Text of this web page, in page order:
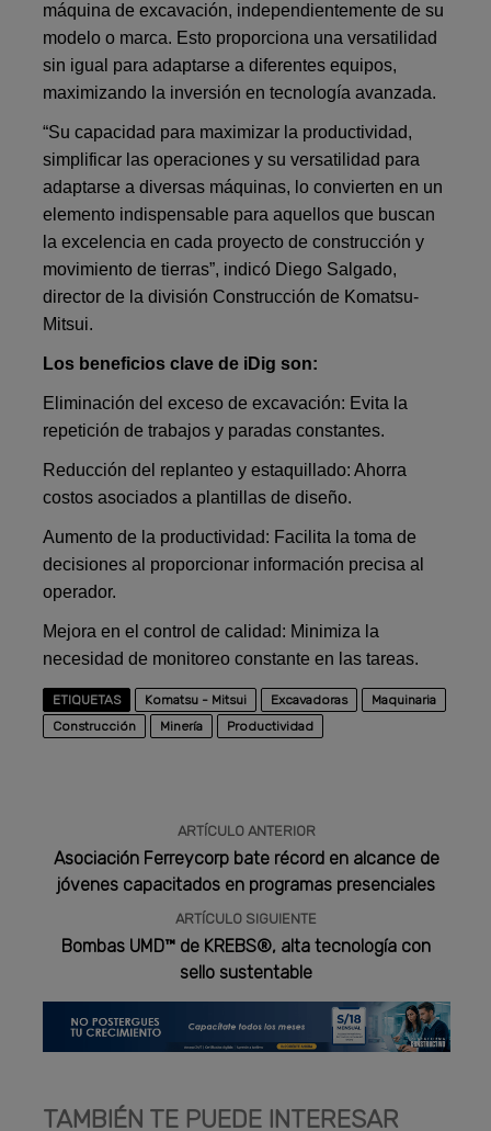
máquina de excavación, independientemente de su
modelo o marca. Esto proporciona una versatilidad
sin igual para adaptarse a diferentes equipos,
maximizando la inversión en tecnología avanzada.
“Su capacidad para maximizar la productividad,
simplificar las operaciones y su versatilidad para
adaptarse a diversas máquinas, lo convierten en un
elemento indispensable para aquellos que buscan
la excelencia en cada proyecto de construcción y
movimiento de tierras”, indicó Diego Salgado,
director de la división Construcción de Komatsu-
Mitsui.
Los beneficios clave de iDig son:
Eliminación del exceso de excavación: Evita la
repetición de trabajos y paradas constantes.
Reducción del replanteo y estaquillado: Ahorra
costos asociados a plantillas de diseño.
Aumento de la productividad: Facilita la toma de
decisiones al proporcionar información precisa al
operador.
Mejora en el control de calidad: Minimiza la
necesidad de monitoreo constante en las tareas.
ETIQUETAS Komatsu - Mitsui Excavadoras
Maquinaria
Construcción
Minería Productividad
ARTÍCULO ANTERIOR
Asociación Ferreycorp bate récord en alcance de
jóvenes capacitados en programas presenciales
ARTÍCULO SIGUIENTE
Bombas UMD™ de KREBS®, alta tecnología con
sello sustentable
TAMBIÉN TE PUEDE INTERESAR